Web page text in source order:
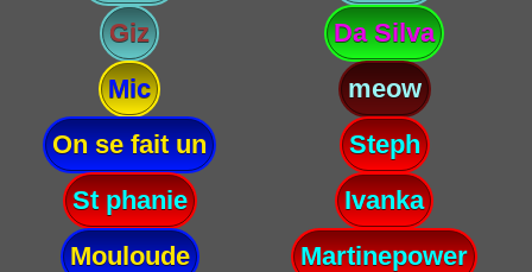
Giz
Da Silva
Mic
meow
On se fait un
Steph
St phanie
Ivanka
Mouloude
Martinepower